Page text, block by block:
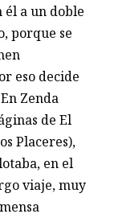
él a un doble
porque se
eso decide
Zenda
de El
Placeres),
en el
viaje, muy